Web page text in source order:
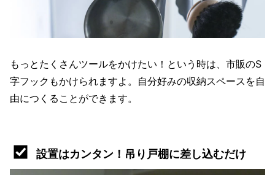
もっとたくさんツールをかけたい！という時は、市販のS
字フックもかけられますよ。自分好みの収納スペースを自
由につくることができます。
設置はカンタン！吊り戸棚に差し込むだけ